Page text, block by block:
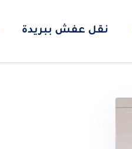
نقل عفش ببريدة